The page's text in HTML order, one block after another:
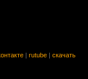
rutube скачать